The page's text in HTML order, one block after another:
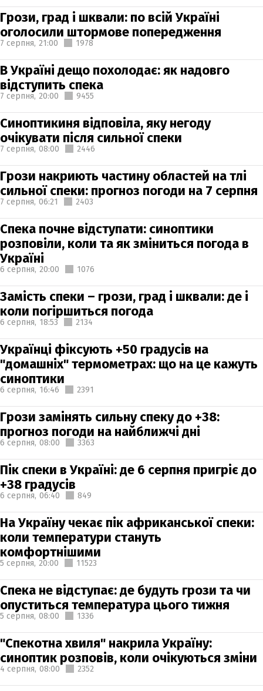
Грози, град і шквали: по всій Україні
оголосили штормове попередження
7 серпня, 21:00 1978
В Україні дещо похолодає: як надовго
відступить спека
7 серпня, 20:00 9455
Синоптикиня відповіла, яку негоду
очікувати після сильної спеки
7 серпня, 08:00 2446
Грози накриють частину областей на тлі
сильної спеки: прогноз погоди на 7 серпня
7 серпня, 06:21 2403
Спека почне відступати: синоптики
розповіли, коли та як зміниться погода в
Україні
6 серпня, 20:00 1076
Замість спеки – грози, град і шквали: де і
коли погіршиться погода
6 серпня, 18:53 2134
Українці фіксують +50 градусів на
"домашніх" термометрах: що на це кажуть
синоптики
6 серпня, 16:46 2391
Грози замінять сильну спеку до +38:
прогноз погоди на найближчі дні
6 серпня, 08:00 3363
Пік спеки в Україні: де 6 серпня пригріє до
+38 градусів
6 серпня, 06:40 849
На Україну чекає пік африканської спеки:
коли температури стануть
комфортнішими
5 серпня, 20:00 11523
Спека не відступає: де будуть грози та чи
опуститься температура цього тижня
5 серпня, 08:00 1336
"Спекотна хвиля" накрила Україну:
синоптик розповів, коли очікуються зміни
4 серпня, 08:00 2352